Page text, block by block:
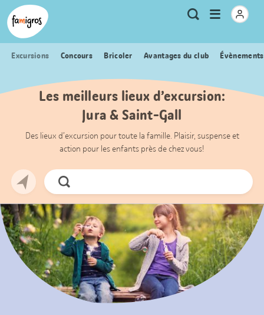
Signets
de
navigation
Header
Logo Métanavigation
RechercheOuvrir
Excursions Concours Bricoler Avantages du club
Les meilleurs lieux d’excursion:
Jura & Saint-Gall
Des lieux d’excursion pour toute la famille. Plaisir, suspense et
action pour les enfants près de chez vous!
Chercher